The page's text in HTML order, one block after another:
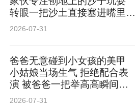
转眼一把沙土直接塞进嘴里品
尝 网友：主打一个万物皆可
2026-07-31
爸爸无意碰到小女孩的美甲
小姑娘当场生气 拒绝配合表
演 被爸爸一把举高高瞬间喜
笑颜开 网友：前一秒生气 下
2026-07-31